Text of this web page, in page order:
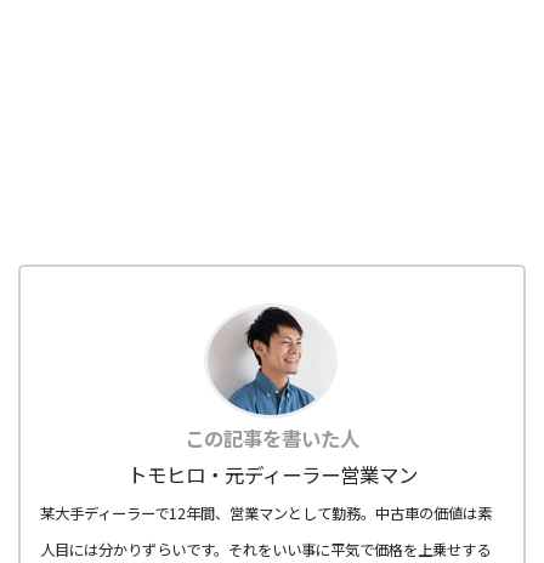
この記事を書いた人
トモヒロ・元ディーラー営業マン
某大手ディーラーで12年間、営業マンとして勤務。中古車の価値は素
人目には分かりずらいです。それをいい事に平気で価格を上乗せする